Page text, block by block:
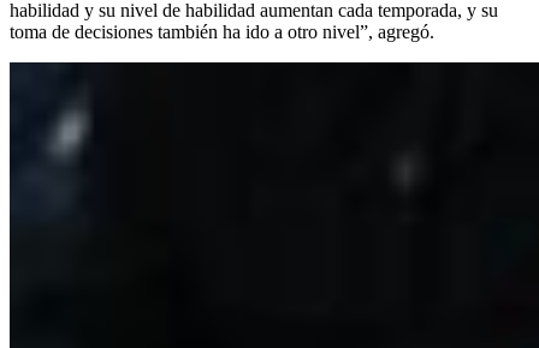
habilidad y su nivel de habilidad aumentan cada temporada, y su
toma de decisiones también ha ido a otro nivel”, agregó.